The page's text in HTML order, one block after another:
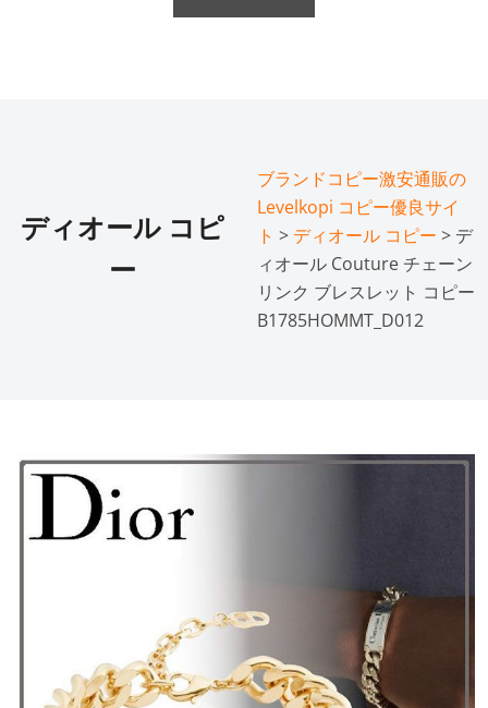
ディオール コピ
ー
ブランドコピー激安通販の
Levelkopi コピー優良サイ
ト > ディオール コピー > デ
ィオール Couture チェーン
リンク ブレスレット コピー
B1785HOMMT_D012